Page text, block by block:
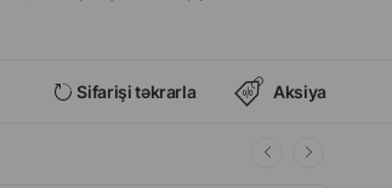
Sifarişi təkrarla Aksiya